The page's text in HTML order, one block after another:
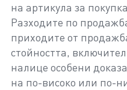
на артикула за
Разходите по
приходите от
стойността,
налице особени
на по-високо или по-